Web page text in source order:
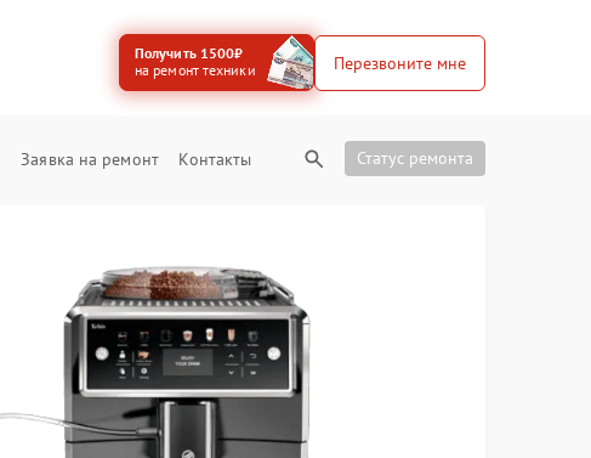
Получить 1500₽
на ремонт техники
Перезвоните мне
Заявка на ремонт Контакты Статус ремонта